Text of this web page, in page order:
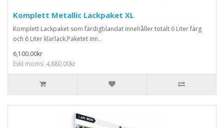
Komplett Metallic Lackpaket XL
Komplett Lackpaket som färdigblandat innehåller totalt 6 Liter färg
och 6 Liter klarlack.Paketet inn..
6,100.00kr
Exkl moms: 4,880.00kr